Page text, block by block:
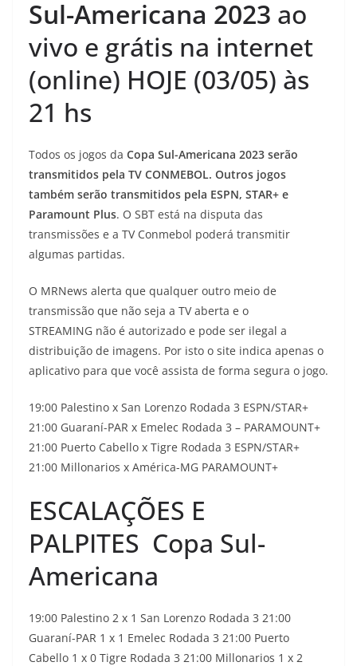
Sul-Americana 2023 ao
vivo e grátis na internet
(online) HOJE (03/05) às
21 hs
Todos os jogos da Copa Sul-Americana 2023 serão
transmitidos pela TV CONMEBOL. Outros jogos
também serão transmitidos pela ESPN, STAR+ e
Paramount Plus. O SBT está na disputa das
transmissões e a TV Conmebol poderá transmitir
algumas partidas.
O MRNews alerta que qualquer outro meio de
transmissão que não seja a TV aberta e o
STREAMING não é autorizado e pode ser ilegal a
distribuição de imagens. Por isto o site indica apenas o
aplicativo para que você assista de forma segura o jogo.
19:00 Palestino x San Lorenzo Rodada 3 ESPN/STAR+
21:00 Guaraní-PAR x Emelec Rodada 3 – PARAMOUNT+
21:00 Puerto Cabello x Tigre Rodada 3 ESPN/STAR+
21:00 Millonarios x América-MG PARAMOUNT+
ESCALAÇÕES E
PALPITES Copa Sul-
Americana
19:00 Palestino 2 x 1 San Lorenzo Rodada 3 21:00
Guaraní-PAR 1 x 1 Emelec Rodada 3 21:00 Puerto
Cabello 1 x 0 Tigre Rodada 3 21:00 Millonarios 1 x 2